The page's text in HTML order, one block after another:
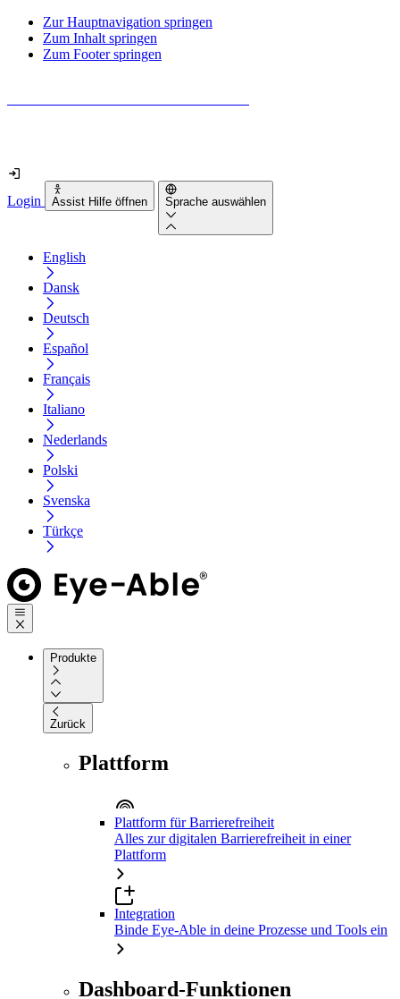
Zur Hauptnavigation springen
Zum Inhalt springen
Zum Footer springen
Login Assist Hilfe öffnen Sprache auswählen
English
Dansk
Deutsch
Español
Français
Italiano
Nederlands
Polski
Svenska
Türkçe
Produkte
Zurück
Plattform
Plattform für Barrierefreiheit
Alles zur digitalen Barrierefreiheit in einer
Plattform
Integration
Binde Eye-Able in deine Prozesse und Tools ein
Dashboard-Funktionen